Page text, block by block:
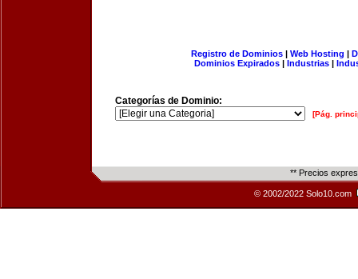
Registro de Dominios| Web Hosting |
Dominios Expirados | Industrias |
Categorías de Dominio:
[Pág.
** Precios
© 2002/2022 Solo10.com